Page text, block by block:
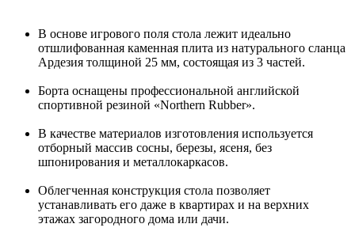
В основе игрового поля стола лежит идеально
отшлифованная каменная плита из натурального сланца
Ардезия толщиной 25 мм, состоящая из 3 частей.
Борта оснащены профессиональной английской
спортивной резиной «Northern Rubber».
В качестве материалов изготовления используется
отборный массив сосны, березы, ясеня, без
шпонирования и металлокаркасов.
Облегченная конструкция стола позволяет
устанавливать его даже в квартирах и на верхних
этажах загородного дома или дачи.